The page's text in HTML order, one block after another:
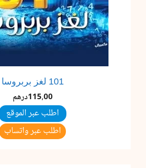
101 لغز بربروسا
115,00درهم
اطلب عبر الموقع
اطلب عبر واتساب